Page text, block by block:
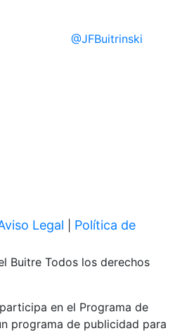
@JFBuitrinski
Legal
Política de
Buitre Todos los derechos
en el Programa de
programa de publicidad para